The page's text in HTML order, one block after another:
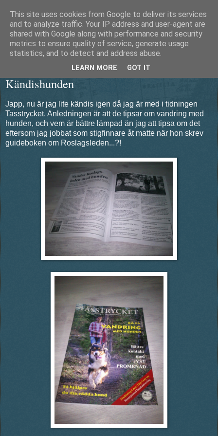
Äventyrshunden Diesel
Kändishunden
Japp, nu är jag lite kändis igen då jag är med i tidningen
Tasstrycket. Anledningen är att de tipsar om vandring med
hunden, och vem är bättre lämpad än jag att tipsa om det
eftersom jag jobbat som stigfinnare åt matte när hon skrev
guideboken om Roslagsleden...?!
This site uses cookies from Google to deliver its services
and to analyze traffic. Your IP address and user-agent are
shared with Google along with performance and security
metrics to ensure quality of service, generate usage
statistics, and to detect and address abuse.
LEARN MORE GOT IT